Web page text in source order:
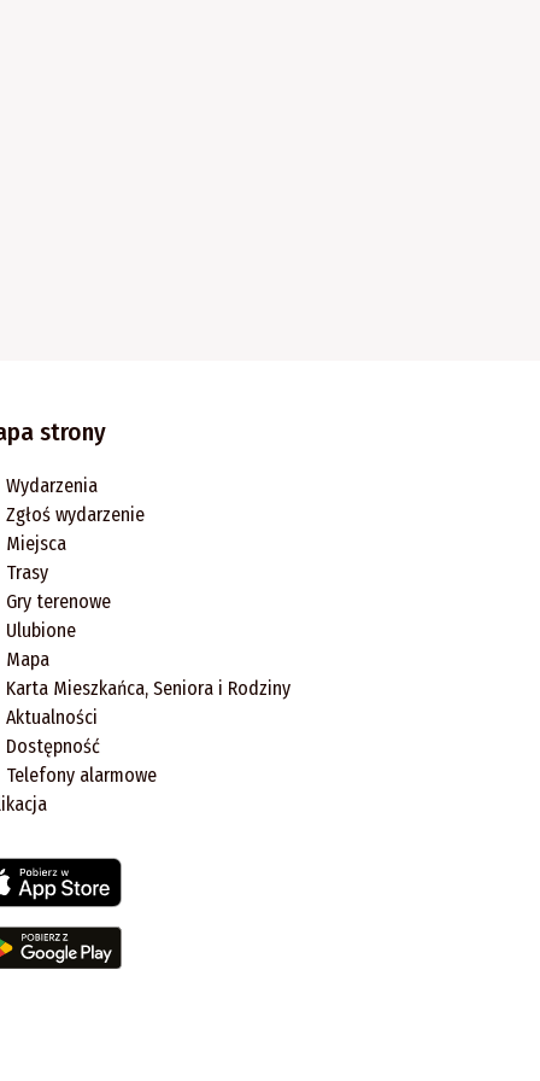
strony
Wydarzenia
Zgłoś wydarzenie
Miejsca
Trasy
Gry terenowe
Ulubione
Mapa
Karta Mieszkańca, Seniora i Rodziny
Aktualności
Dostępność
Telefony alarmowe